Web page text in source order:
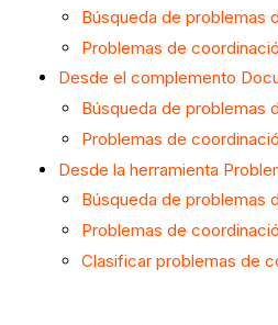
Búsqueda de problemas
Problemas de
Desde el complemento
Búsqueda de problemas
Problemas de
Desde la herramienta
Búsqueda de problemas
Problemas de
Clasificar problemas de